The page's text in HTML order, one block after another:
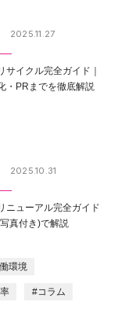
2025.11.27
サイクル完全ガイド｜
・PRまでを徹底解説
2025.10.31
ニューアル完全ガイド
写真付き)で解説
環境
#コラム